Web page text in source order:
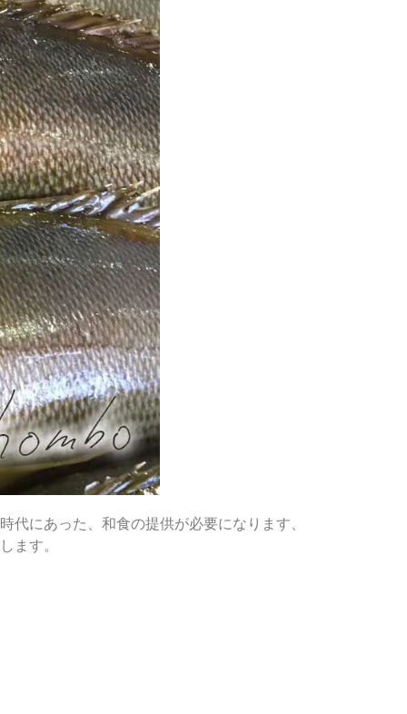
にあった、和食の提供が必要になります、
ます。